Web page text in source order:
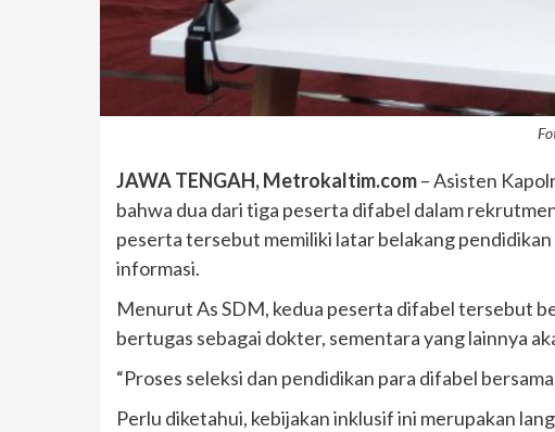
JAWA TENGAH, Metrokaltim.com– Asisten
bahwa dua dari tiga peserta difabel dalam
peserta tersebut memiliki latar belakang
informasi.
Menurut As SDM, kedua peserta difabel tersebut
bertugas sebagai dokter, sementara yang lainnya
“Proses seleksi dan pendidikan para difabel
Perlu diketahui, kebijakan inklusif ini merupakan